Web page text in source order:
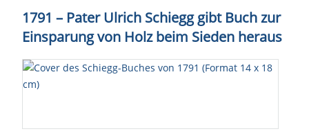
1791 – Pater Ulrich Schiegg gibt Buch zur
Einsparung von Holz beim Sieden heraus